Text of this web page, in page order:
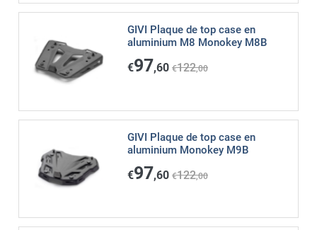
GIVI Plaque de top case en
aluminium M8 Monokey M8B
€97,60 €122,00
GIVI Plaque de top case en
aluminium Monokey M9B
€97,60 €122,00